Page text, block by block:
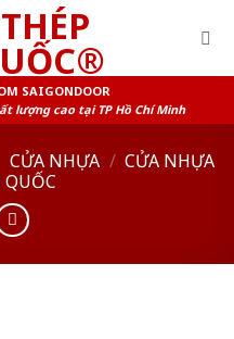
SAIGONDOOR
lượng cao tại TP Hồ Chí Minh
CỬA NHỰA / CỬA NHỰA